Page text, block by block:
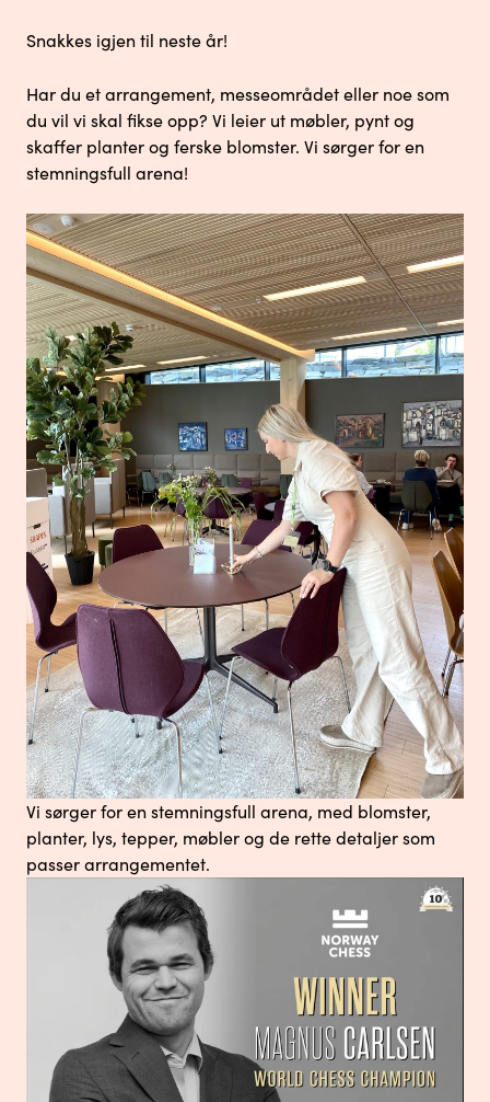
Snakkes igjen til neste år!
Har du et arrangement, messeområdet eller noe som
du vil vi skal fikse opp? Vi leier ut møbler, pynt og
skaffer planter og ferske blomster. Vi sørger for en
stemningsfull arena!
Vi sørger for en stemningsfull arena, med blomster,
planter, lys, tepper, møbler og de rette detaljer som
passer arrangementet.